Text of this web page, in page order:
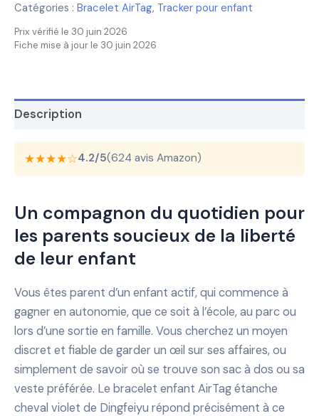
Catégories : Bracelet AirTag, Tracker pour enfant
Prix vérifié le 30 juin 2026
Fiche mise à jour le 30 juin 2026
Description
★★★★☆4.2/5(624 avis Amazon)
Un compagnon du quotidien pour
les parents soucieux de la liberté
de leur enfant
Vous êtes parent d’un enfant actif, qui commence à
gagner en autonomie, que ce soit à l’école, au parc ou
lors d’une sortie en famille. Vous cherchez un moyen
discret et fiable de garder un œil sur ses affaires, ou
simplement de savoir où se trouve son sac à dos ou sa
veste préférée. Le bracelet enfant AirTag étanche
cheval violet de Dingfeiyu répond précisément à ce